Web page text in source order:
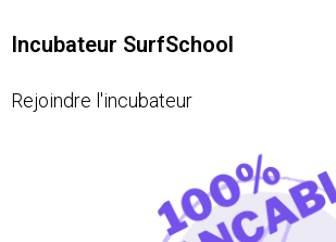
Incubateur SurfSchool
Rejoindre l'incubateur